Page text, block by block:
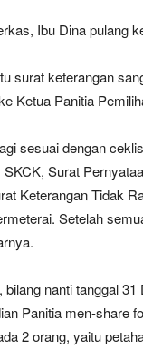
Ibu Dina pulang
surat keterangan
Ketua Panitia
sesuai dengan
Surat
Keterangan Tidak
Setelah
bilang nanti tanggal
Panitia men-share
2 orang, yaitu